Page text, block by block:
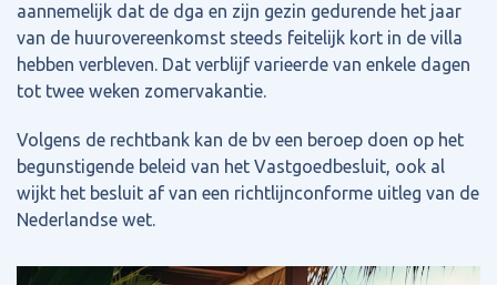
aannemelijk dat de dga en zijn gezin gedurende het jaar
van de huurovereenkomst steeds feitelijk kort in de villa
hebben verbleven. Dat verblijf varieerde van enkele dagen
tot twee weken zomervakantie.
Volgens de rechtbank kan de bv een beroep doen op het
begunstigende beleid van het Vastgoedbesluit, ook al
wijkt het besluit af van een richtlijnconforme uitleg van de
Nederlandse wet.